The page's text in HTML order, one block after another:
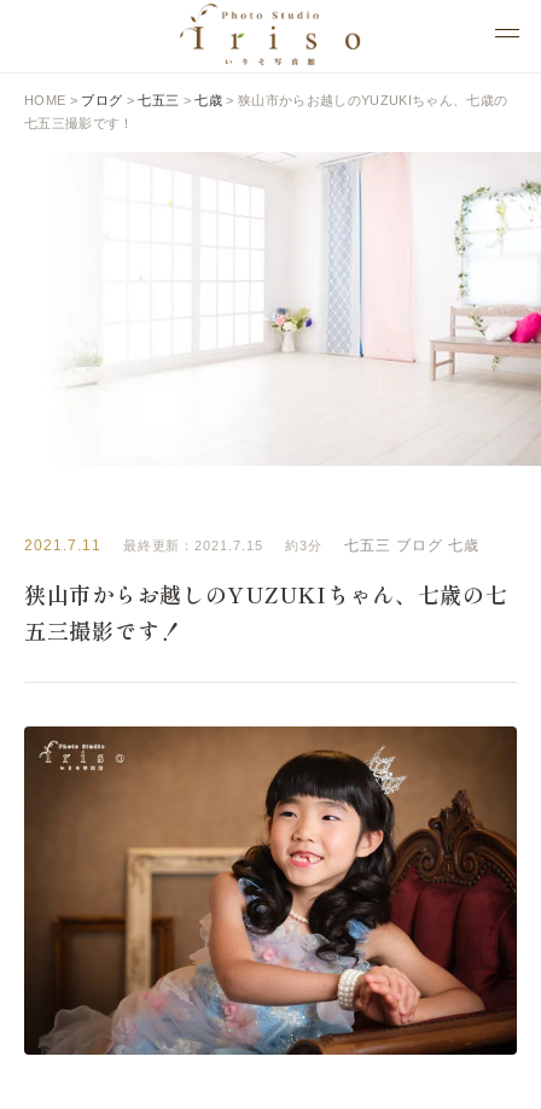
HOME > ブログ >七五三 >七歳 > 狭山市からお越しのYUZUKIちゃん、七歳の
七五三撮影です！
2021.7.11 最終更新：2021.7.15 約3分 七五三 ブログ 七歳
狭山市からお越しのYUZUKIちゃん、七歳の七
五三撮影です！